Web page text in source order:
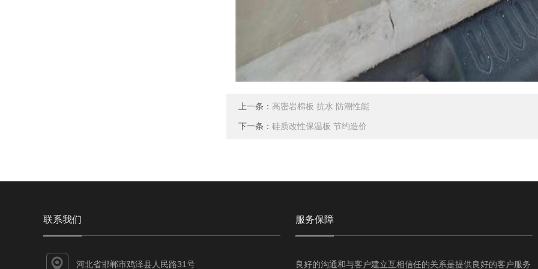
上一条： 高密岩棉板 抗水 防潮性能
下一条： 硅质改性保温板 节约造价
联系我们
河北省邯郸市鸡泽县人民路31号
服务保障
良好的沟通和与客户建立互相信任的关系是提供良好的客户服务